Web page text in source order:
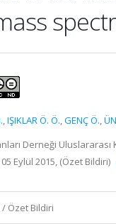
,IŞIKLAR Ö. Ö.,GENÇ Ö.,
Derneği Uluslararası
Eylül 2015, (Özet Bildiri)
/ Özet Bildiri